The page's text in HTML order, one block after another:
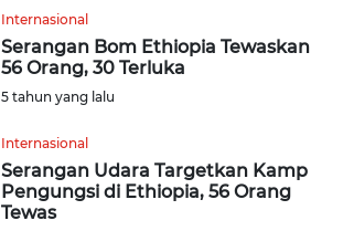
Internasional
Serangan Bom Ethiopia Tewaskan
56 Orang, 30 Terluka
5 tahun yang lalu
Internasional
Serangan Udara Targetkan Kamp
Pengungsi di Ethiopia, 56 Orang
Tewas